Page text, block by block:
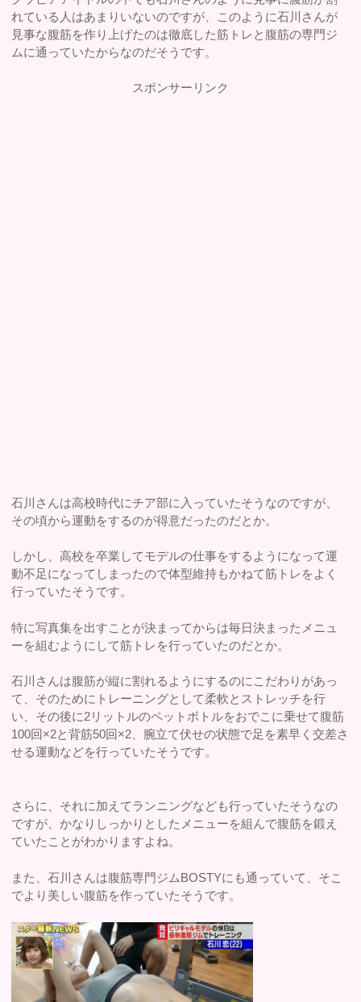
れている人はあまりいないのですが、このように石川さんが
見事な腹筋を作り上げたのは徹底した筋トレと腹筋の専門ジ
ムに通っていたからなのだそうです。
スポンサーリンク
石川さんは高校時代にチア部に入っていたそうなのですが、
その頃から運動をするのが得意だったのだとか。
しかし、高校を卒業してモデルの仕事をするようになって運
動不足になってしまったので体型維持もかねて筋トレをよく
行っていたそうです。
特に写真集を出すことが決まってからは毎日決まったメニュ
ーを組むようにして筋トレを行っていたのだとか。
石川さんは腹筋が縦に割れるようにするのにこだわりがあっ
て、そのためにトレーニングとして柔軟とストレッチを行
い、その後に2リットルのペットボトルをおでこに乗せて腹筋
100回×2と背筋50回×2、腕立て伏せの状態で足を素早く交差さ
せる運動などを行っていたそうです。
さらに、それに加えてランニングなども行っていたそうなの
ですが、かなりしっかりとしたメニューを組んで腹筋を鍛え
ていたことがわかりますよね。
また、石川さんは腹筋専門ジムBOSTYにも通っていて、そこ
でより美しい腹筋を作っていたそうです。